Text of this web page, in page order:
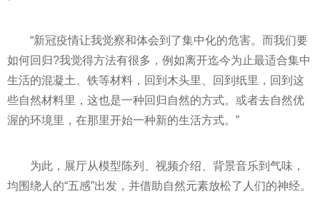
“新冠疫情让我觉察和体会到了集中化的危害。而我们要
如何回归?我觉得方法有很多，例如离开迄今为止最适合集中
生活的混凝土、铁等材料，回到木头里、回到纸里，回到这
些自然材料里，这也是一种回归自然的方式。或者去自然优
渥的环境里，在那里开始一种新的生活方式。”
为此，展厅从模型陈列、视频介绍、背景音乐到气味，
均围绕人的“五感”出发，并借助自然元素放松了人们的神经。